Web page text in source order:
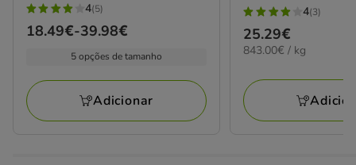
4
estrelas
avaliações
4(5)
Preço
a
39.98€
18.49€-39.98€
5 opções de tamanho
Adicionar
4
estrelas
com
avaliações
4(3)
Preço
25.29€
25.29€
843.00€
KG
843.00€ / kg